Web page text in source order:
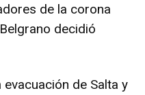
de la corona
decidió
de Salta y